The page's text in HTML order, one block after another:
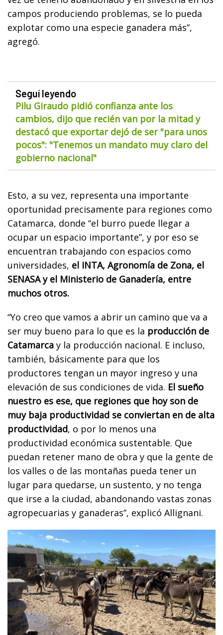
campos produciendo problemas, se lo pueda
explotar como una especie ganadera más”,
agregó.
Seguí leyendo
Pilu Giraudo pidió confianza ante los
cambios, dijo que recién van por la mitad y
destacó que exportar dejó de ser "para unos
pocos": "Tenemos un mandato muy claro del
gobierno nacional"
Esto, a su vez, representa una importante
oportunidad precisamente para regiones como
Catamarca, donde “el burro puede llegar a
ocupar un espacio importante”, y por eso se
encuentran trabajando con espacios como
universidades, el INTA, Agronomía de Zona, el
SENASA y el Ministerio de Ganadería, entre
muchos otros.
“Yo creo que vamos a abrir un camino que va a
ser muy bueno para lo que es la producción de
Catamarca y la producción nacional. E incluso,
también, básicamente para que los
productores tengan un mayor ingreso y una
elevación de sus condiciones de vida. El sueño
nuestro es ese, que regiones que hoy son de
muy baja productividad se conviertan en de alta
productividad, o por lo menos una
productividad económica sustentable. Que
puedan retener mano de obra y que la gente de
los valles o de las montañas pueda tener un
lugar para quedarse, un sustento, y no tenga
que irse a la ciudad, abandonando vastas zonas
agropecuarias y ganaderas”, explicó Allignani.